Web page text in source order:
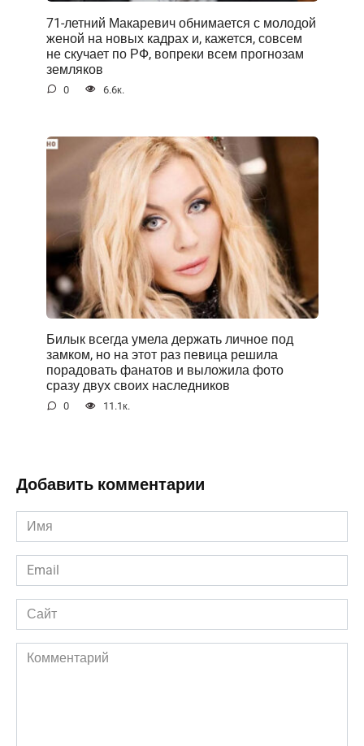
71-летний Макаревич обнимается с молодой
женой на новых кадрах и, кажется, совсем
не скучает по РФ, вопреки всем прогнозам
земляков
0 6.6к.
Билык всегда умела держать личное под
замком, но на этот раз певица решила
порадовать фанатов и выложила фото
сразу двух своих наследников
0 11.1к.
Добавить комментарии
Имя
*
Email
*
Сайт
Комментарий